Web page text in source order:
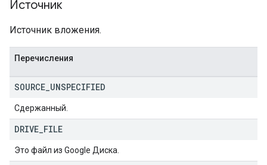
Источник
Источник вложения.
Перечисления
SOURCE UNSPECIFIED
Сдержанный.
DRIVE FILE
Это файл из Google Диска.